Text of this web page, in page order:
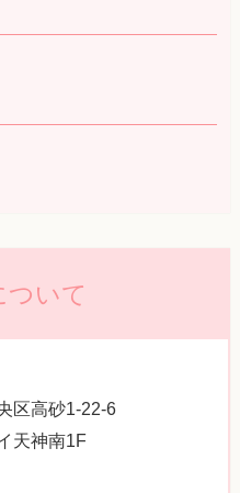
ついて
区高砂1-22-6
天神南1F